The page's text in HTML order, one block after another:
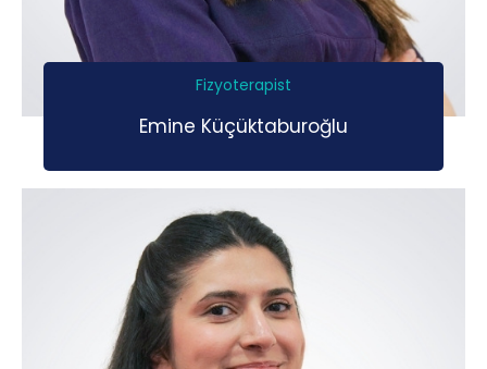
Fizyoterapist
Emine Küçüktaburoğlu